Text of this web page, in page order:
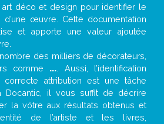
art déco et design pour identifier le
d’une œuvre. Cette documentation
et apporte une valeur ajoutée
des milliers de décorateurs,
comme ... . Aussi, l’identification
attribution est une tâche
Docantic, il vous suffit de décrire
la vôtre aux résultats obtenus et
de l’artiste et les livres,